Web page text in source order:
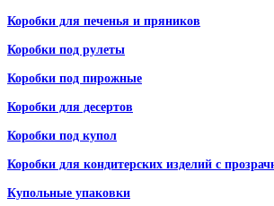
Коробки для печенья и пряников
Коробки под рулеты
Коробки под пирожные
Коробки для десертов
Коробки под купол
Коробки для кондитерских изделий с
Купольные упаковки